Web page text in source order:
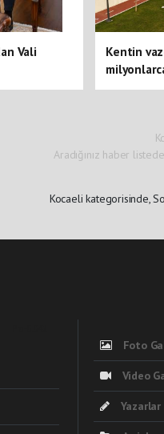
Vali
Kentin
Aradığınız haber
Kocaeli kategorisinde,
Foto
Video
Yazarlar